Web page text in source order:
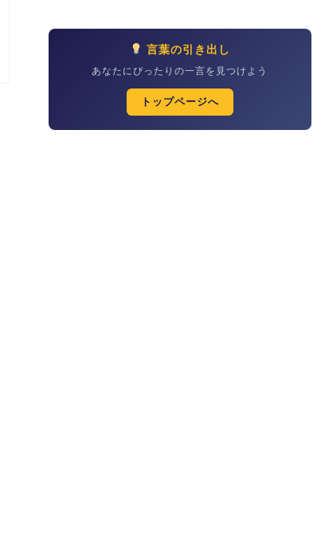
言葉の引き出し
あなたにぴったりの一言を見つけよう
トップページへ